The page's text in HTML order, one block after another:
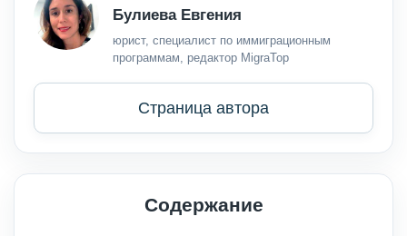
Булиева Евгения
юрист, специалист по иммиграционным
программам, редактор MigraTop
Страница автора
Содержание